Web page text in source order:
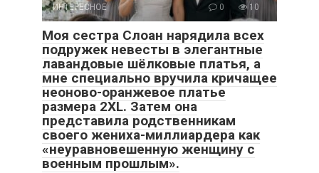
ИНТЕРЕСНОЕ 0 10
Моя сестра Слоан нарядила всех
подружек невесты в элегантные
лавандовые шёлковые платья, а
мне специально вручила кричащее
неоново-оранжевое платье
размера 2XL. Затем она
представила родственникам
своего жениха-миллиардера как
«неуравновешенную женщину с
военным прошлым».